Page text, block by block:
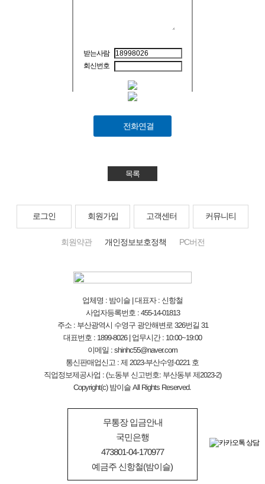
받는사람
회신번호
전화연결
목록
로그인 회원가입 고객센터 커뮤니티
회원약관 개인정보보호정책 PC버전
업체명 : 밤이슬 | 대표자 : 신항철
사업자등록번호 : 455-14-01813
주소 : 부산광역시 수영구 광안해변로 326번길 31
대표번호 : 1899-8026 | 업무시간 : 10:00~19:00
이메일 : shinhc55@naver.com
통신판매업신고 : 제 2023-부산수영-0221 호
직업정보제공사업 : (노동부 신고번호: 부산동부 제2023-2)
Copyright(c) 밤이슬 All Rights Reserved.
무통장 입금안내
국민은행
473801-04-170977
예금주 신항철(밤이슬)